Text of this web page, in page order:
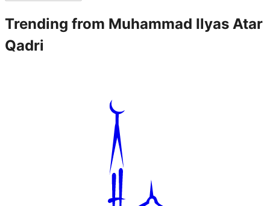
Trending from Muhammad Ilyas Atar
Qadri